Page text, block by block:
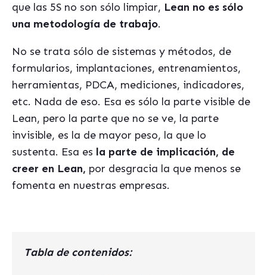
que las 5S no son sólo limpiar, Lean no es sólo
una metodología de trabajo.
No se trata sólo de sistemas y métodos, de
formularios, implantaciones, entrenamientos,
herramientas, PDCA, mediciones, indicadores,
etc. Nada de eso. Esa es sólo la parte visible de
Lean, pero la parte que no se ve, la parte
invisible, es la de mayor peso, la que lo
sustenta. Esa es la parte de implicación, de
creer en Lean, por desgracia la que menos se
fomenta en nuestras empresas.
Tabla de contenidos: